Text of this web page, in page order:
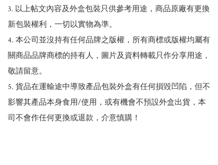
3. 以上帖文內容及外盒包裝只供參考用途，商品原廠有更換
新包裝權利，一切以實物為準。
4. 本公司並沒持有任何品牌之版權，所有商標或版權均屬有
關商品品牌商標的持有人，圖片及資料轉載只作分享用途，
敬請留意。
5. 貨品在運輸途中導致產品包裝外盒有任何損毀凹陷，但不
影響其產品本身食用/使用，或有機會不預設外盒出貨，本
司不會作任何更換或退款，介意慎購！